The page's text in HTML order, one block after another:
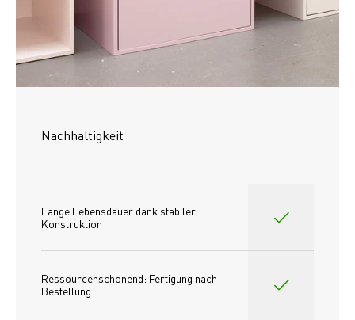
Nachhaltigkeit
Lange Lebensdauer dank stabiler
Konstruktion
Ressourcenschonend: Fertigung nach
Bestellung